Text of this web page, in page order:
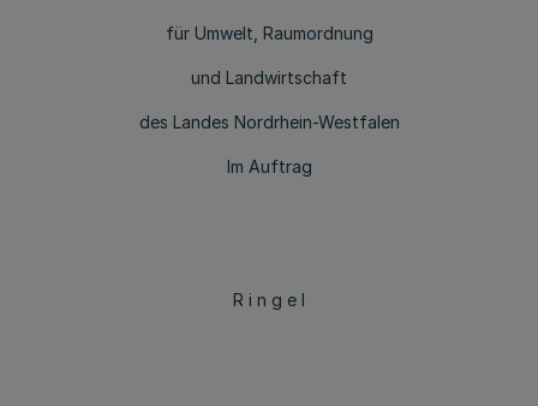
für Umwelt, Raumordnung
und Landwirtschaft
des Landes Nordrhein-Westfalen
Im Auftrag
R i n g e l